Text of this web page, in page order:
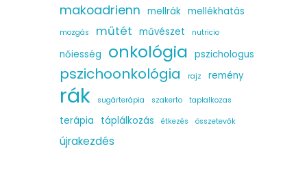
makoadrienn mellrák mellékhatás
mozgás műtét művészet nutricio
nőiesség onkológia pszichologus
pszichoonkológia rajz remény
rák sugárterápia szakerto taplalkozas
terápia táplálkozás étkezés összetevők
újrakezdés